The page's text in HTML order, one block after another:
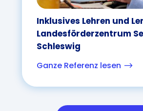
Inklusives Lehren und
Landesförderzentrum
Schleswig
Ganze Referenz lesen $